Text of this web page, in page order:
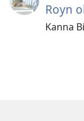
Royn
Kanna